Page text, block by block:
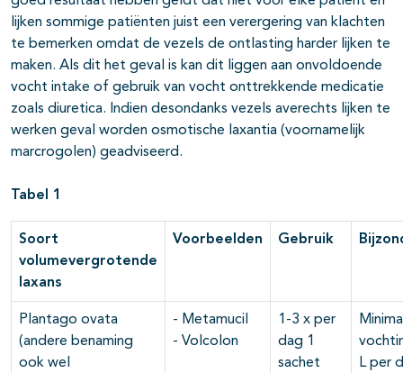
lijken sommige patiënten juist een verergering van klachten
te bemerken omdat de vezels de ontlasting harder lijken te
maken. Als dit het geval is kan dit liggen aan onvoldoende
vocht intake of gebruik van vocht onttrekkende medicatie
zoals diuretica. Indien desondanks vezels averechts lijken te
werken geval worden osmotische laxantia (voornamelijk
marcrogolen) geadviseerd.
Tabel 1
Soort
volumevergrotende
laxans
Voorbeelden Gebruik
Plantago ovata
(andere benaming
ook wel
- Metamucil
- Volcolon
1-3 x per
dag 1
sachet
L per